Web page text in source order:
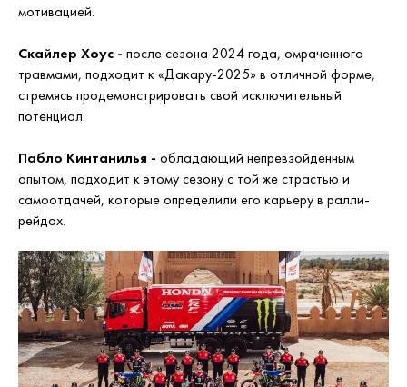
мотивацией.
Скайлер Хоус - после сезона 2024 года, омраченного
травмами, подходит к «Дакару-2025» в отличной форме,
стремясь продемонстрировать свой исключительный
потенциал.
Пабло Кинтанилья - обладающий непревзойденным
опытом, подходит к этому сезону с той же страстью и
самоотдачей, которые определили его карьеру в ралли-
рейдах.